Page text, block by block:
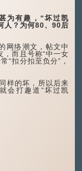
有趣，“坏过凯
？为何80、90后
络潮文，帖文中
，而且号称“中一女
“扣分扣至负分”，
的坏，所以后来
会打趣道“坏过凯